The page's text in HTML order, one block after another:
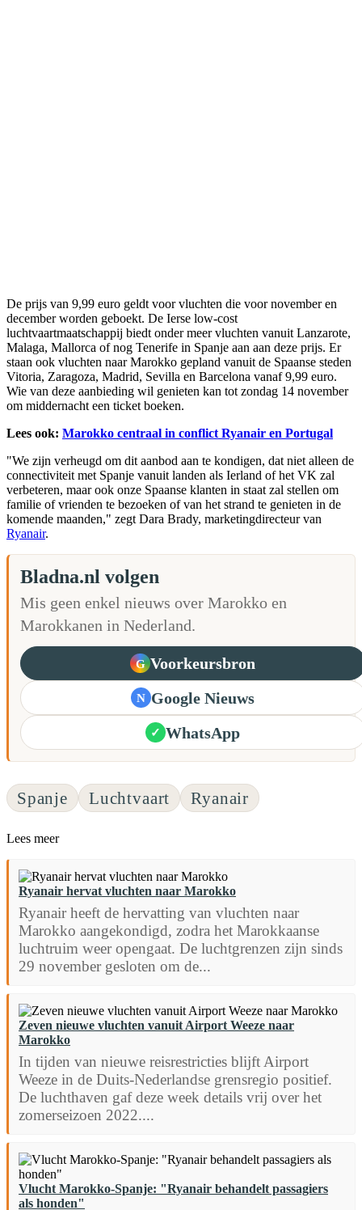
De prijs van 9,99 euro geldt voor vluchten die voor november en
december worden geboekt. De Ierse low-cost
luchtvaartmaatschappij biedt onder meer vluchten vanuit Lanzarote,
Malaga, Mallorca of nog Tenerife in Spanje aan aan deze prijs. Er
staan ook vluchten naar Marokko gepland vanuit de Spaanse steden
Vitoria, Zaragoza, Madrid, Sevilla en Barcelona vanaf 9,99 euro.
Wie van deze aanbieding wil genieten kan tot zondag 14 november
om middernacht een ticket boeken.
Lees ook: Marokko centraal in conflict Ryanair en Portugal
"We zijn verheugd om dit aanbod aan te kondigen, dat niet alleen de
connectiviteit met Spanje vanuit landen als Ierland of het VK zal
verbeteren, maar ook onze Spaanse klanten in staat zal stellen om
familie of vrienden te bezoeken of van het strand te genieten in de
komende maanden," zegt Dara Brady, marketingdirecteur van
Ryanair.
Bladna.nl volgen
Mis geen enkel nieuws over Marokko en
Marokkanen in Nederland.
G Voorkeursbron
N Google Nieuws
✓ WhatsApp
Spanje Luchtvaart Ryanair
Lees meer
Ryanair hervat vluchten naar Marokko
Ryanair heeft de hervatting van vluchten naar
Marokko aangekondigd, zodra het Marokkaanse
luchtruim weer opengaat. De luchtgrenzen zijn sinds
29 november gesloten om de...
Zeven nieuwe vluchten vanuit Airport Weeze naar
Marokko
In tijden van nieuwe reisrestricties blijft Airport
Weeze in de Duits-Nederlandse grensregio positief.
De luchthaven gaf deze week details vrij over het
zomerseizoen 2022....
Vlucht Marokko-Spanje: "Ryanair behandelt passagiers
als honden"